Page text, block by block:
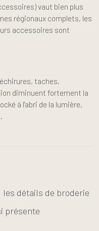
vaut bien plus
régionaux complets, les
accessoires sont
taches,
diminuent fortement la
à l'abri de la lumière,
les détails de broderie
présente